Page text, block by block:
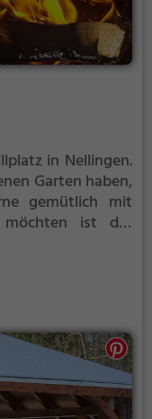
in Nellingen.
Garten haben,
gemütlich mit
möchten ist der
kann eine Feier
gehen und
und könnt